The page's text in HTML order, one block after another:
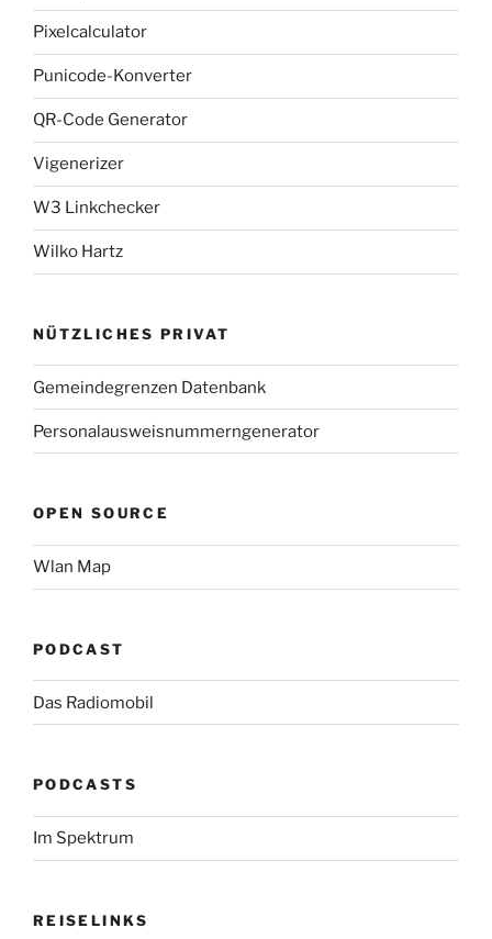
Pixelcalculator
Punicode-Konverter
QR-Code Generator
Vigenerizer
W3 Linkchecker
Wilko Hartz
NÜTZLICHES PRIVAT
Gemeindegrenzen Datenbank
Personalausweisnummerngenerator
OPEN SOURCE
Wlan Map
PODCAST
Das Radiomobil
PODCASTS
Im Spektrum
REISELINKS